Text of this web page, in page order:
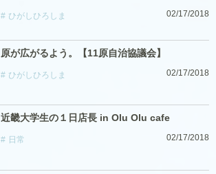
ひがしひろしま 02/17/2018
原が広がるよう。【11原自治協議会】
ひがしひろしま 02/17/2018
近畿大学生の１日店長 in Olu Olu cafe
日常 02/17/2018